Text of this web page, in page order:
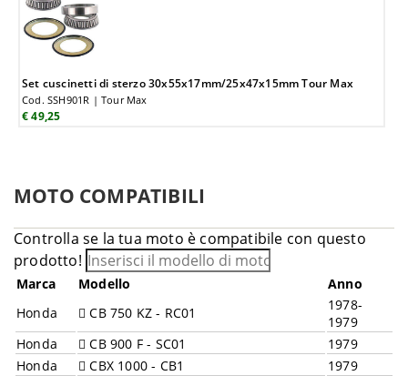
Set cuscinetti di sterzo 30x55x17mm/25x47x15mm Tour Max
Cod. SSH901R | Tour Max
€ 49,25
MOTO COMPATIBILI
Controlla se la tua moto è compatibile con questo
prodotto!
Marca Modello
Anno
Honda
CB 750 KZ - RC01
1978-
1979
Honda
CB 900 F - SC01
1979
Honda
CBX 1000 - CB1
1979